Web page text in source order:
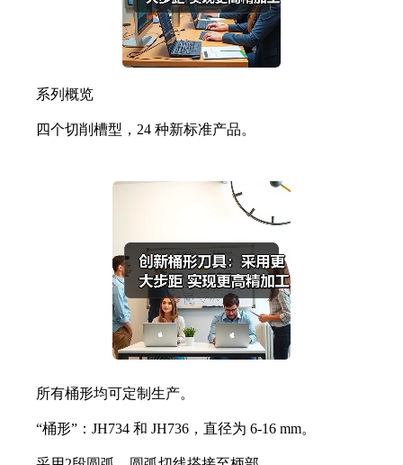
系列概览
四个切削槽型，24 种新标准产品。
所有桶形均可定制生产。
“桶形”：JH734 和 JH736，直径为 6-16 mm。